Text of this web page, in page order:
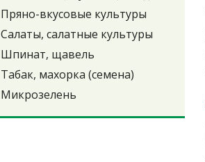
Пряно-вкусовые культуры
Салаты, салатные культуры
Шпинат, щавель
Табак, махорка (семена)
Микрозелень